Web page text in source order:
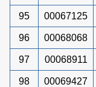
95 00067125
96 00068068
97 00068911
98 00069427